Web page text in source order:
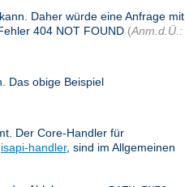
Daher würde eine Anfrage mit
404 NOT FOUND (Anm.d.Ü.:
Das obige Beispiel
Der Core-Handler für
isapi-handler, sind im Allgemeinen